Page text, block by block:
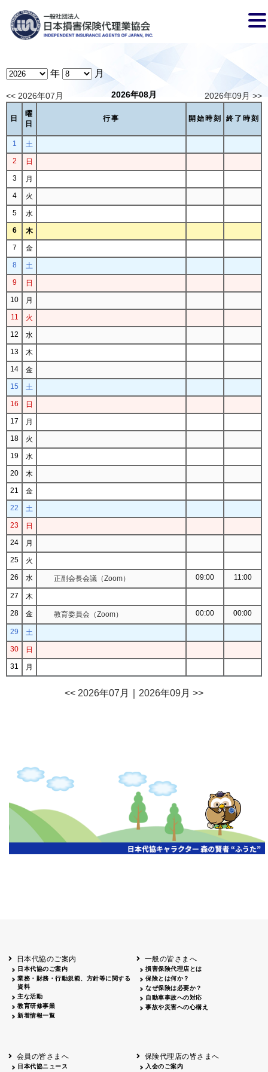
年 月
<< 2026年07月 2026年09月 >>
2026年08月
日
曜
日
行事 開始時刻 終了時刻
1
土
2
日
3
月
4
火
5
水
6
木
7
金
8
土
9
日
10
月
11
火
12
水
13
木
14
金
15
土
16
日
17
月
18
火
19
水
20
木
21
金
22
土
23
日
24
月
25
火
26
水 正副会長会議（Zoom） 09:00 11:00
27
木
28
金 教育委員会（Zoom） 00:00 00:00
29
土
30
日
31
月
<< 2026年07月 2026年09月 >>
日本代協のご案内
日本代協のご案内
業務・財務・行動規範、方針等に関する
資料
主な活動
教育研修事業
新着情報一覧
一般の皆さまへ
損害保険代理店とは
保険とは何か？
なぜ保険は必要か？
自動車事故への対応
事故や災害への心構え
会員の皆さまへ
日本代協ニュース
保険代理店の皆さまへ
入会のご案内